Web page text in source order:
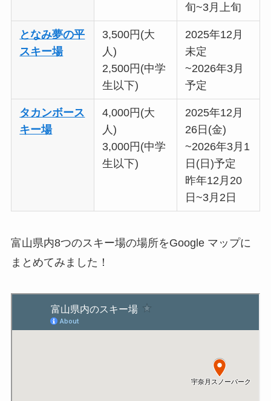
旬~3月上旬
となみ夢の平
スキー場
3,500円(大
人)
2,500円(中学
生以下)
2025年12月
未定
~2026年3月
予定
タカンボース
キー場
4,000円(大
人)
3,000円(中学
生以下)
2025年12月
26日(金)
~2026年3月1
日(日)予定
昨年12月20
日~3月2日
富山県内8つのスキー場の場所をGoogle マップに
まとめてみました！